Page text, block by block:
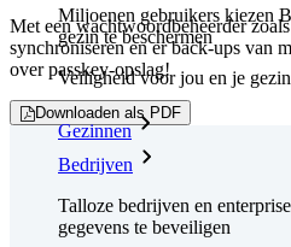
Miljoenen gebruikers kiezen
gezin te beschermen
Veiligheid voor jou en je gezin
Gezinnen
Bedrijven
Talloze bedrijven en
gegevens te beveiligen
Met een wachtwoordbeheerder
synchroniseren en er back-ups van
over passkey-opslag!
Downloaden als PDF